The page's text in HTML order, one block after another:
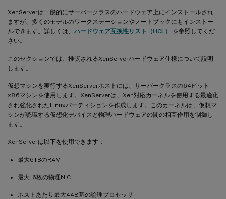
XenServerは一般的にサーバークラスのハードウェア上にインストールされ
ますが、多くのモデルのワークステーションやノートブックにもインストー
ルできます。詳しくは、 ハードウェア互換性リスト（HCL）
を参照してくだ
さい。
このセクションでは、推奨されるXenServerハードウェア仕様について説明
します。
仮想マシンを実行するXenServerホストには、サーバークラスの64ビット
x86マシンを使用します。XenServerは、Xen対応カーネルを使用する最適化
され強化されたLinuxパーティションを作成します。このカーネルは、仮想マ
シンが認識する仮想化デバイスと物理ハードウェアの間の相互作用を制御し
ます。
XenServerは以下を使用できます：
最大6TBのRAM
最大16枚の物理NIC
ホストあたり最大448基の論理プロセッサ